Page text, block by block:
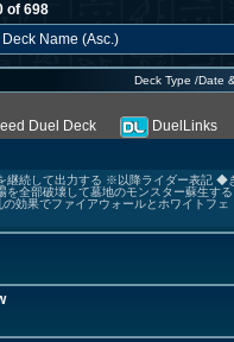
of 698
Deck Type /Date
Duel Deck DuelLinks
継続して出力する ※以降ライダー表記 ◆
を全部破壊して墓地のモンスター蘇生する
効果でファイアウォールとホワイトフェ